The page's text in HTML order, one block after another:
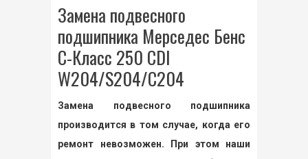
Замена подвесного
подшипника Мерседес Бенс
С-Класс 250 CDI
W204/S204/C204
Замена подвесного подшипника
производится в том случае, когда его
ремонт невозможен. При этом наши